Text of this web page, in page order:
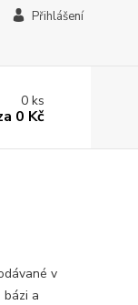
Přihlášení
0ks
0 Kč
v
bázi a